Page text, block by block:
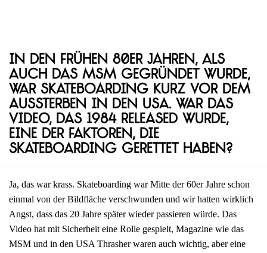
In den frühen 80er Jahren, als
auch das MSM gegründet wurde,
war Skateboarding kurz vor dem
Aussterben in den USA. War das
Video, das 1984 released wurde,
eine der Faktoren, die
Skateboarding gerettet haben?
Ja, das war krass. Skateboarding war Mitte der 60er Jahre schon
einmal von der Bildfläche verschwunden und wir hatten wirklich
Angst, dass das 20 Jahre später wieder passieren würde. Das
Video hat mit Sicherheit eine Rolle gespielt, Magazine wie das
MSM und in den USA Thrasher waren auch wichtig, aber eine